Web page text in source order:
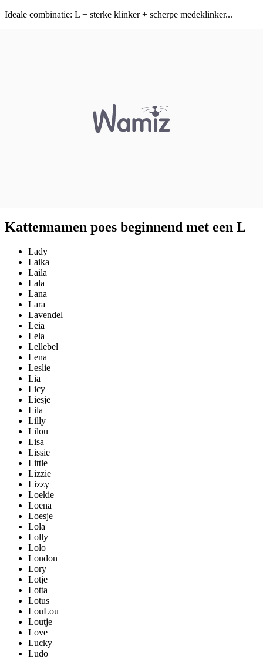
Ideale combinatie: L + sterke klinker + scherpe medeklinker...
Kattennamen poes beginnend met een L
Lady
Laika
Laila
Lala
Lana
Lara
Lavendel
Leia
Lela
Lellebel
Lena
Leslie
Lia
Licy
Liesje
Lila
Lilly
Lilou
Lisa
Lissie
Little
Lizzie
Lizzy
Loekie
Loena
Loesje
Lola
Lolly
Lolo
London
Lory
Lotje
Lotta
Lotus
LouLou
Loutje
Love
Lucky
Ludo